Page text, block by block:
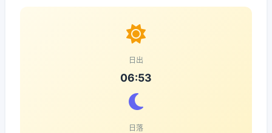
日出
06:53
日落